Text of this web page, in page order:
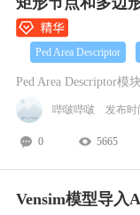
Ped Area Descriptor
Ped Area Descriptor模
哔啵哔啵 发布时
0 5665
Vensim模型导入